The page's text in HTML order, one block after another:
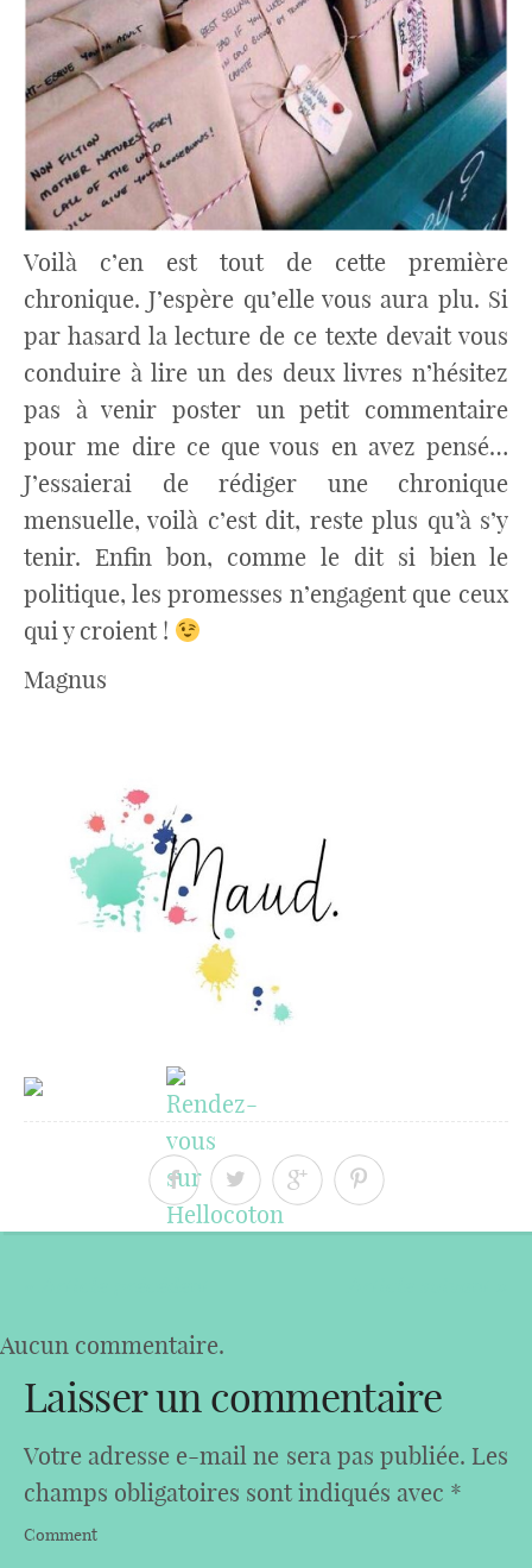
Voilà c’en est tout de cette première
chronique. J’espère qu’elle vous aura plu. Si
par hasard la lecture de ce texte devait vous
conduire à lire un des deux livres n’hésitez
pas à venir poster un petit commentaire
pour me dire ce que vous en avez pensé…
J’essaierai de rédiger une chronique
mensuelle, voilà c’est dit, reste plus qu’à s’y
tenir. Enfin bon, comme le dit si bien le
politique, les promesses n’engagent que ceux
qui y croient !
Magnus
Aucun commentaire.
Laisser un commentaire
Votre adresse e-mail ne sera pas publiée. Les
champs obligatoires sont indiqués avec *
Comment